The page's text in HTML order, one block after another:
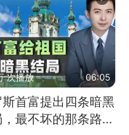
次播放 06:05
首富提出四条暗黑
最不坏的那条路是